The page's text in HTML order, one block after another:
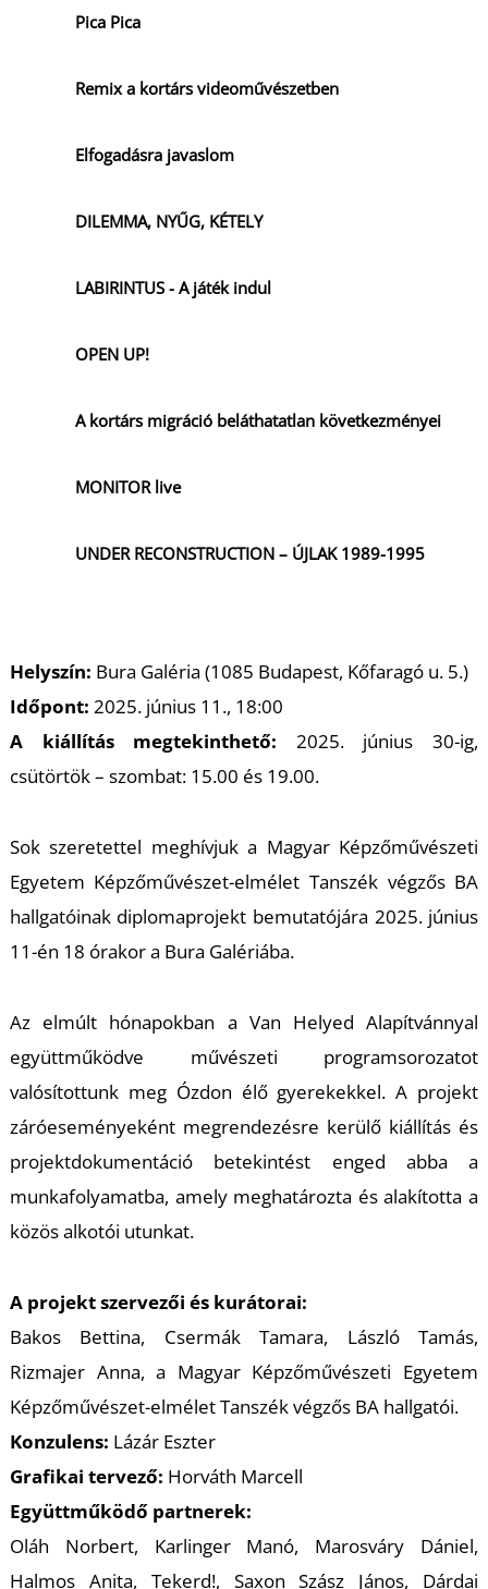
Pica Pica
Remix a kortárs videoművészetben
Elfogadásra javaslom
DILEMMA, NYŰG, KÉTELY
LABIRINTUS - A játék indul
OPEN UP!
A kortárs migráció beláthatatlan következményei
MONITOR live
UNDER RECONSTRUCTION – ÚJLAK 1989-1995
Helyszín: Bura Galéria (1085 Budapest, Kőfaragó u. 5.)
Időpont: 2025. június 11., 18:00
A kiállítás megtekinthető: 2025. június 30-ig,
csütörtök – szombat: 15.00 és 19.00.
Sok szeretettel meghívjuk a Magyar Képzőművészeti
Egyetem Képzőművészet-elmélet Tanszék végzős BA
hallgatóinak diplomaprojekt bemutatójára 2025. június
11-én 18 órakor a Bura Galériába.
Az elmúlt hónapokban a Van Helyed Alapítvánnyal
együttműködve művészeti programsorozatot
valósítottunk meg Ózdon élő gyerekekkel. A projekt
záróeseményeként megrendezésre kerülő kiállítás és
projektdokumentáció betekintést enged abba a
munkafolyamatba, amely meghatározta és alakította a
közös alkotói utunkat.
A projekt szervezői és kurátorai:
Bakos Bettina, Csermák Tamara, László Tamás,
Rizmajer Anna, a Magyar Képzőművészeti Egyetem
Képzőművészet-elmélet Tanszék végzős BA hallgatói.
Konzulens: Lázár Eszter
Grafikai tervező: Horváth Marcell
Együttműködő partnerek:
Oláh Norbert, Karlinger Manó, Marosváry Dániel,
Halmos Anita, Tekerd!, Saxon Szász János, Dárdai